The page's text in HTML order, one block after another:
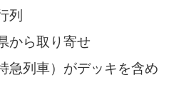
列
から取り寄せ
急列車）がデッキを含め